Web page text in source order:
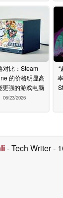
对比：Steam
的价格明显高
更强的游戏电脑
06/23/2026
“
- Tech Writer-